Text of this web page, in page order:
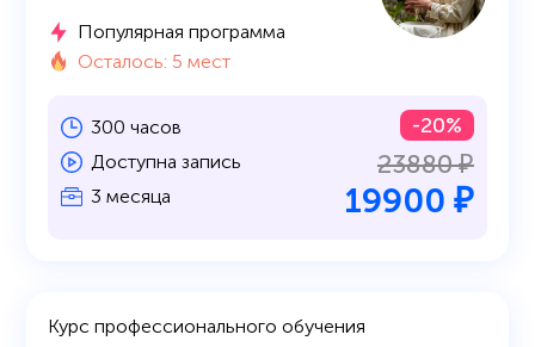
Популярная программа
Осталось: 5 мест
300 часов
Доступна запись
3 месяца
-20%
23880 ₽
19900 ₽
Курс профессионального обучения